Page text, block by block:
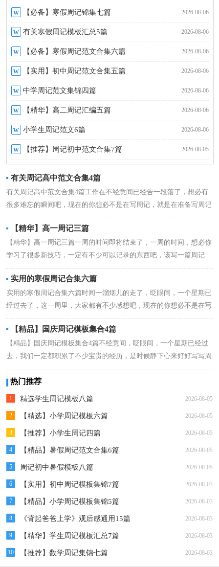
w 【必备】寒假周记锦集七篇 2026-08-06
w 有关寒假周记模板汇总5篇 2026-08-06
w 【必备】寒假周记范文合集六篇 2026-08-06
w 【实用】初中周记范文合集五篇 2026-08-06
w 中学周记范文集锦四篇 2026-08-06
w 【精华】高二周记汇编五篇 2026-08-06
w 小学生周记范文6篇 2026-08-06
w 【推荐】周记初中范文合集7篇 2026-08-05
有关周记高中范文合集4篇
有关周记高中范文合集4篇工作在不经意间已经告一段落了，想必有
很多难忘的瞬间吧，现在的你想必不是在写周记，就是在准备写周记
吧。相信许...
详情
【精华】高一周记三篇
【精华】高一周记三篇一周的时间即将结束了，一周的时间，想必你
学习了很多新技巧，一定有不少可以记录的东西吧，该写一篇周记
了。那么我们该...
详情
实用的寒假周记合集六篇
实用的寒假周记合集六篇时间一溜烟儿的走了，眨眼间，一个星期已
经过去了，这一周里，大家都有不少感想吧，现在的你想必不是在写
周记，就是在准备...
详情
【精品】国庆周记模板集合4篇
【精品】国庆周记模板集合4篇不经意间，眨眼间，一个星期已经过
去，我们一定都积累了不少宝贵的经历，是时候静下心来好好写写周
记了。快来参...
详情
热门推荐
1 精选学生周记模板八篇 2026-08-05
2 【精选】小学周记模板六篇 2026-08-05
3 【推荐】小学生周记四篇 2026-08-05
4 【精品】暑假周记范文合集6篇 2026-08-05
5 周记初中暑假模板八篇 2026-08-05
6 【实用】初中周记模板集锦7篇 2026-08-03
7 【精品】小学周记模板集锦5篇 2026-08-03
8 《背起爸爸上学》观后感通用15篇 2026-08-03
9 【精华】学生周记模板汇总7篇 2026-08-03
10 【推荐】数学周记集锦七篇 2026-08-03